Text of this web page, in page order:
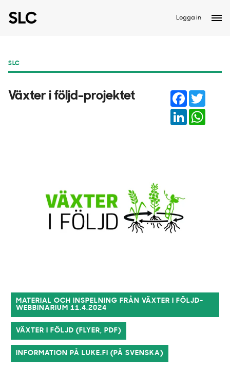
Logga in
SLC
Växter i följd-projektet Facebook
LinkedIn
MATERIAL OCH INSPELNING FRÅN VÄXTER I FÖLJD-
WEBBINARIUM 11.4.2024
VÄXTER I FÖLJD (FLYER, PDF)
INFORMATION PÅ LUKE.FI (PÅ SVENSKA)